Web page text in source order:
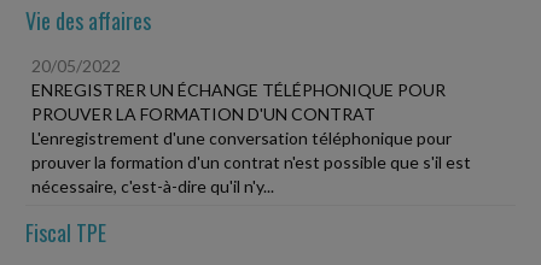
Vie des affaires
20/05/2022
ENREGISTRER UN ÉCHANGE TÉLÉPHONIQUE POUR
PROUVER LA FORMATION D'UN CONTRAT
L'enregistrement d'une conversation téléphonique pour
prouver la formation d'un contrat n'est possible que s'il est
nécessaire, c'est-à-dire qu'il n'y...
Fiscal TPE